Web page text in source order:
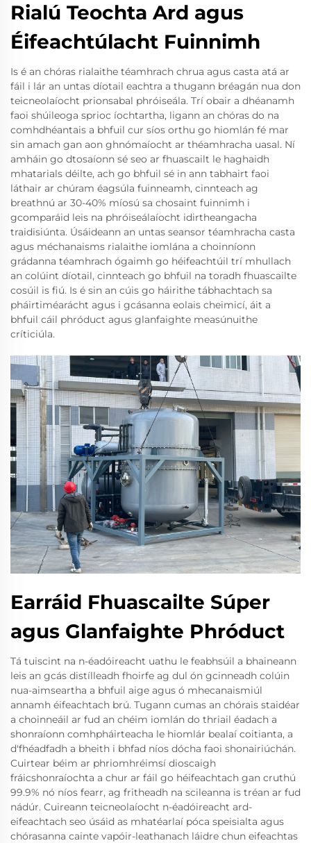
Rialú Teochta Ard agus
Éifeachtúlacht Fuinnimh
Is é an chóras rialaithe téamhrach chrua agus casta atá ar
fáil i lár an untas díotail eachtra a thugann bréagán nua don
teicneolaíocht prionsabal phróiseála. Trí obair a dhéanamh
faoi shúileoga sprioc íochtartha, ligann an chóras do na
comhdhéantais a bhfuil cur síos orthu go hiomlán fé mar
sin amach gan aon ghnómaíocht ar théamhracha uasal. Ní
amháin go dtosaíonn sé seo ar fhuascailt le haghaidh
mhatarials déilte, ach go bhfuil sé in ann tabhairt faoi
láthair ar chúram éagsúla fuinneamh, cinnteach ag
breathnú ar 30-40% míosú sa chosaint fuinnimh i
gcomparáid leis na phróiseálaíocht idirtheangacha
traidisiúnta. Úsáideann an untas seansor téamhracha casta
agus méchanaisms rialaithe iomlána a choinníonn
grádanna téamhrach ógaimh go héifeachtúil trí mhullach
an colúint díotail, cinnteach go bhfuil na toradh fhuascailte
cosúil is fiú. Is é sin an cúis go háirithe tábhachtach sa
pháirtiméarácht agus i gcásanna eolais cheimicí, áit a
bhfuil cáil phróduct agus glanfaighte measúnuithe
críticiúla.
Earráid Fhuascailte Súper
agus Glanfaighte Phróduct
Tá tuiscint na n-éadóireacht uathu le feabhsúil a bhaineann
leis an gcás distílleadh fhoirfe ag dul ón gcinneadh colúin
nua-aimseartha a bhfuil aige agus ó mhecanaismiúl
annamh éifeachtach brú. Tugann cumas an chórais staidéar
a choinneáil ar fud an chéim iomlán do thriail éadach a
shonraíonn comhpháirteacha le hiomlár bealaí coitianta, a
d'fhéadfadh a bheith i bhfad níos dócha faoi shonairiúchán.
Cuirtear béim ar phriomhréimsí dioscaigh
fráicshonraíochta a chur ar fáil go héifeachtach gan cruthú
99.9% nó níos fearr, ag fritheadh na scileanna is tréan ar fud
nádúr. Cuireann teicneolaíocht n-éadóireacht ard-
eifeachtach seo úsáid as mhatéarlaí póca speisialta agus
chórasanna cainte vapóir-leathanach láidre chun eifeachtas